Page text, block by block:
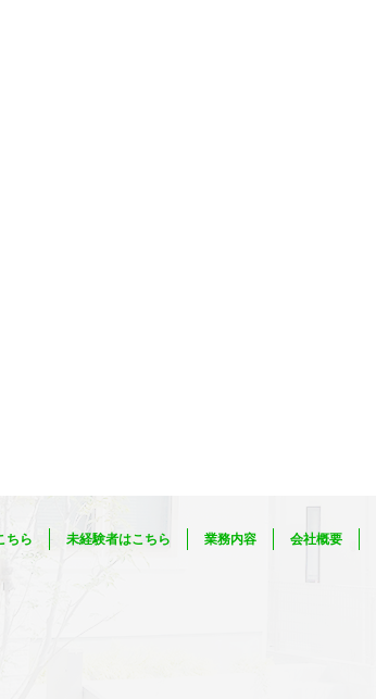
ちら 未経験者はこちら 業務内容 会社概要